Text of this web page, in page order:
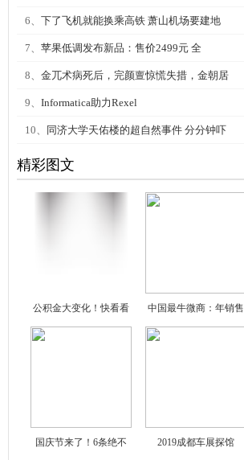
6、 下了飞机就能换乘高铁 萧山机场要建地
7、 苹果低调发布新品：售价2499元 全
8、 金兀术病死后，完颜亶惊慌失措，金朝居
9、 Informatica助力Rexel
10、 同济大学天佑楼的超自然事件 分分钟吓
精彩图文
公积金大变化！快看看 中国最牛微商：年销售
国庆节来了！6条绝不 2019成都车展探馆